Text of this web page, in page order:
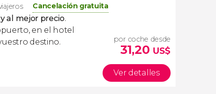
Cancelación gratuita
al mejor precio.
en el hotel
destino.
por coche desde
31,20 US$
Ver detalles